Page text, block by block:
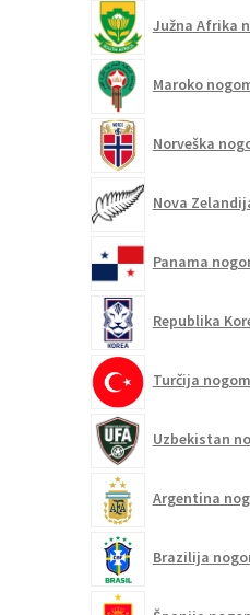
Južna Afrika
Maroko
Norveška
Nova
Panama
Republika
Turčija
Uzbekistan
Argentina
Brazilija